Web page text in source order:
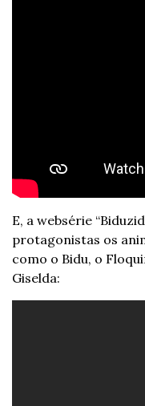
E, a websérie
protagonistas os
como o Bidu, o
Giselda: